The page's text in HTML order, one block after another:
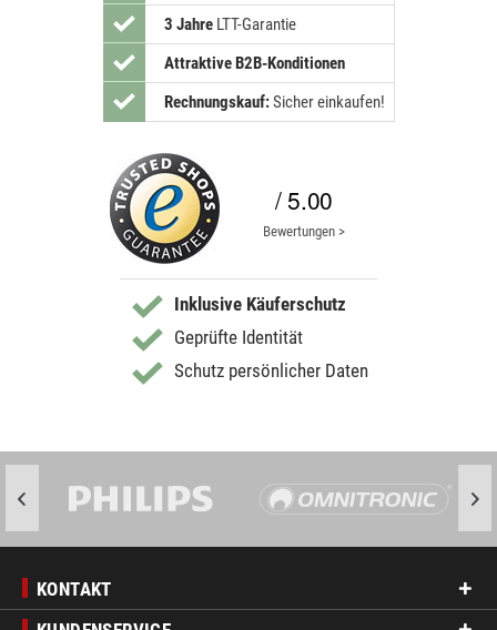
3 JahreLTT-Garantie
Attraktive B2B-Konditionen
Rechnungskauf:Sicher einkaufen!
/ 5.00
Bewertungen >
Inklusive Käuferschutz
Geprüfte Identität
Schutz persönlicher Daten
KONTAKT